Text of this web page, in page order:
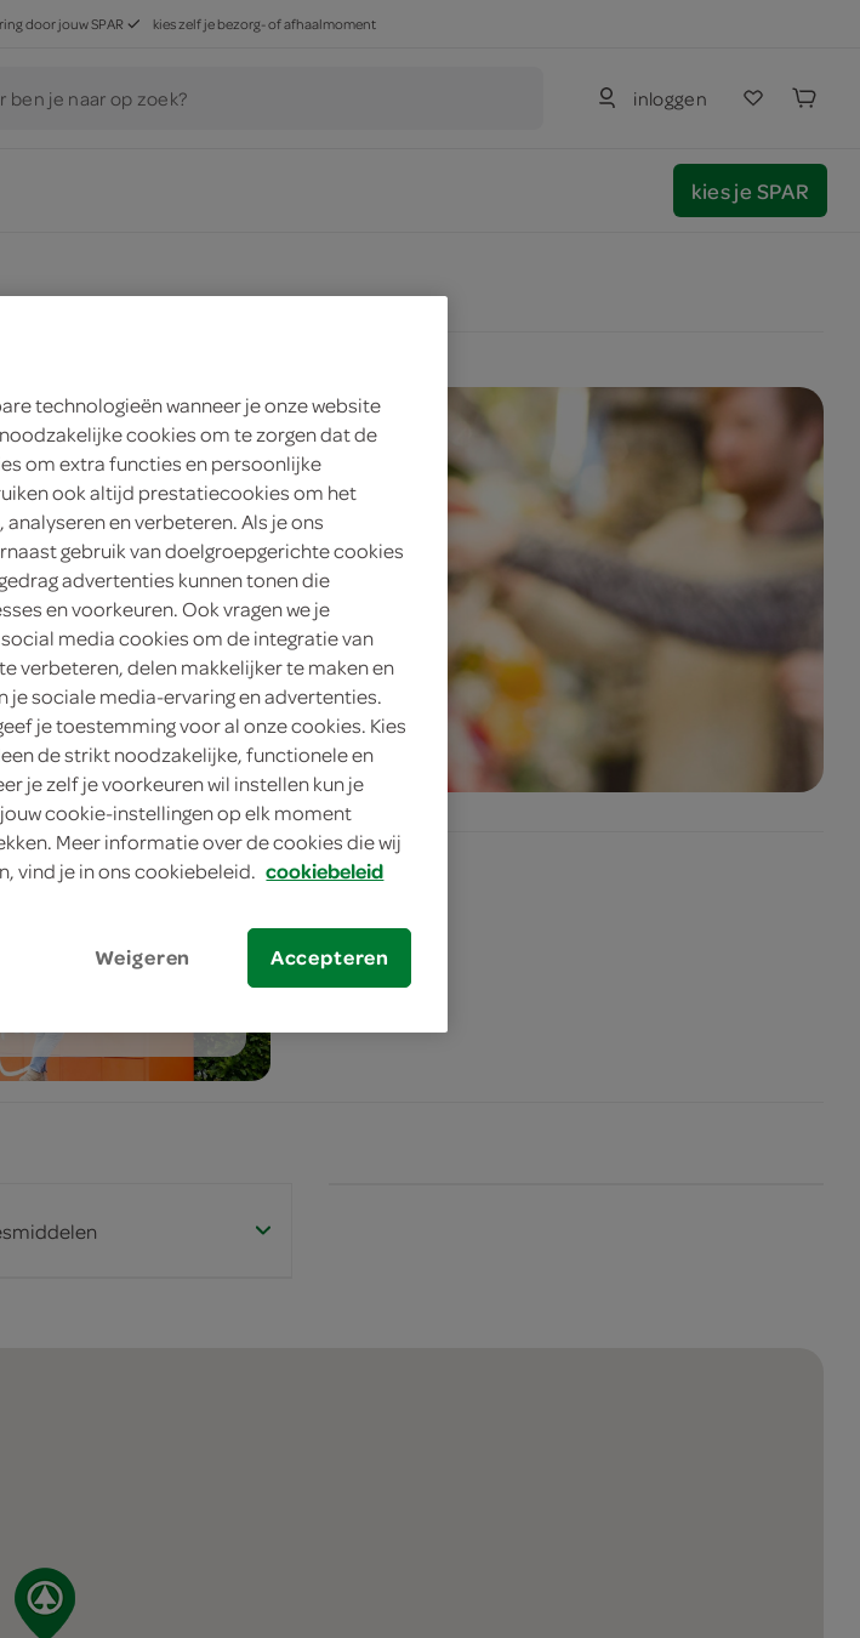
door jouw SPAR kies zelf je bezorg- of afhaalmoment
ben je naar op zoek? inloggen
kies je SPAR
technologieën wanneer je onze website
cookies om te zorgen dat de
om extra functies en persoonlijke
ook altijd prestatiecookies om het
en verbeteren. Als je ons
gebruik van doelgroepgerichte cookies
advertenties kunnen tonen die
en voorkeuren. Ook vragen we je
media cookies om de integratie van
verbeteren, delen makkelijker te maken en
je sociale media-ervaring en advertenties.
je toestemming voor al onze cookies. Kies
de strikt noodzakelijke, functionele en
je zelf je voorkeuren wil instellen kun je
cookie-instellingen op elk moment
Meer informatie over de cookies die wij
vind je in ons cookiebeleid. cookiebeleid
Weigeren Accepteren